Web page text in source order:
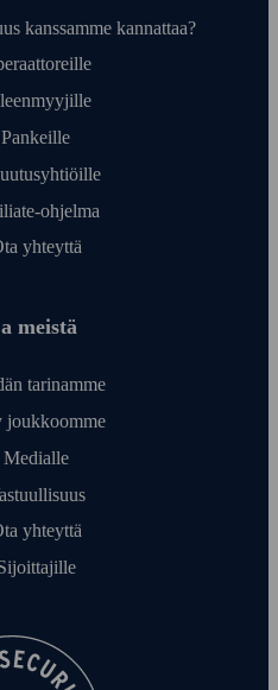
kanssamme kannattaa?
Pankeille
ohjelma
yhteyttä
meistä
tarinamme
Medialle
yhteyttä